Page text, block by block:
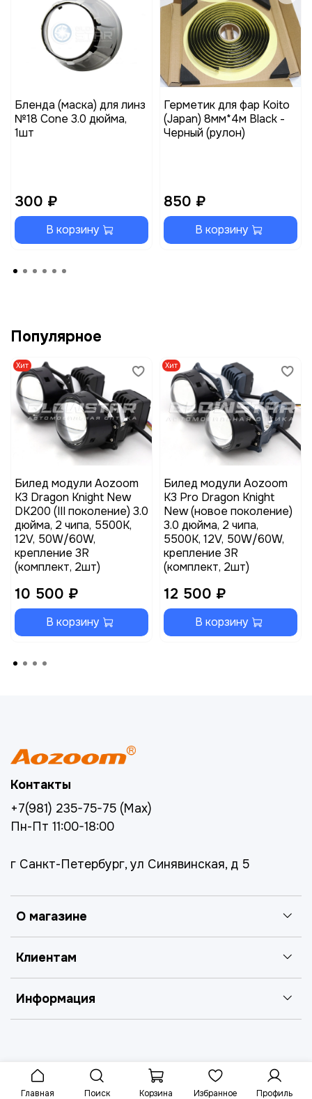
Бленда (маска) для линз
№18 Cone 3.0 дюйма,
1шт
300 ₽
В корзину
Герметик для фар Koito
(Japan) 8мм*4м Black -
Черный (рулон)
850 ₽
В корзину
Популярное
Хит
Билед модули Aozoom
K3 Dragon Knight New
DK200 (III поколение) 3.0
дюйма, 2 чипа, 5500K,
12V, 50W/60W,
крепление 3R
(комплект, 2шт)
10 500 ₽
В корзину
Хит
Билед модули Aozoom
K3 Pro Dragon Knight
New (новое поколение)
3.0 дюйма, 2 чипа,
5500K, 12V, 50W/60W,
крепление 3R
(комплект, 2шт)
12 500 ₽
В корзину
О магазине
Клиентам
Информация
Контакты
+7(981) 235-75-75 (Max)
Пн-Пт 11:00-18:00
г Санкт-Петербург, ул Синявинская, д 5
Главная Поиск Корзина Избранное Профиль